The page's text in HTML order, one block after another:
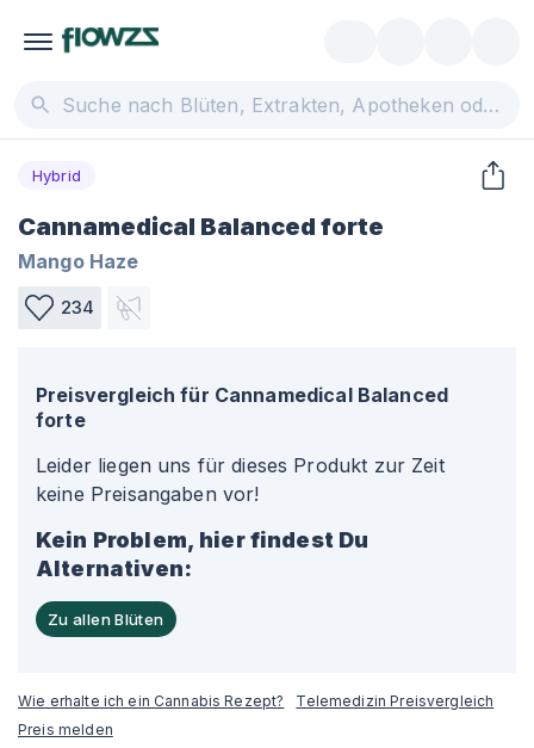
Hybrid
Cannamedical Balanced forte
Mango Haze
234
Preisvergleich für Cannamedical Balanced
forte
Leider liegen uns für dieses Produkt zur Zeit
keine Preisangaben vor!
Kein Problem, hier findest Du
Alternativen:
Zu allen Blüten
Wie erhalte ich ein Cannabis Rezept?
Telemedizin Preisvergleich
Preis melden